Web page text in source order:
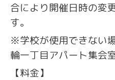
合により開催日時の変
す。
※学校が使用できない
輪一丁目アパート集会
【料金】